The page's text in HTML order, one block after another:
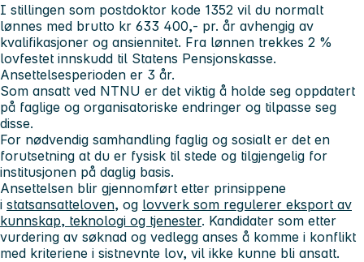
I stillingen som postdoktor kode 1352 vil du normalt
lønnes med brutto kr 633 400,- pr. år avhengig av
kvalifikasjoner og ansiennitet. Fra lønnen trekkes 2 %
lovfestet innskudd til Statens Pensjonskasse.
Ansettelsesperioden er 3 år.
Som ansatt ved NTNU er det viktig å holde seg oppdatert
på faglige og organisatoriske endringer og tilpasse seg
disse.
For nødvendig samhandling faglig og sosialt er det en
forutsetning at du er fysisk til stede og tilgjengelig for
institusjonen på daglig basis.
Ansettelsen blir gjennomført etter prinsippene
i statsansatteloven, og lovverk som regulerer eksport av
kunnskap, teknologi og tjenester. Kandidater som etter
vurdering av søknad og vedlegg anses å komme i konflikt
med kriteriene i sistnevnte lov, vil ikke kunne bli ansatt.